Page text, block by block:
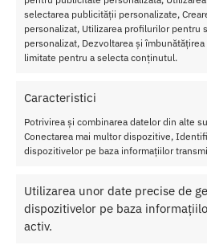
selectarea publicității personalizate,
personalizat, Utilizarea profilurilor pentru
personalizat, Dezvoltarea și
limitate pentru a selecta conținutul.
Caracteristici
Potrivirea și combinarea datelor din alte
Conectarea mai multor dispozitive,
dispozitivelor pe baza informațiilor
Utilizarea unor date precise de
dispozitivelor pe baza
activ.
Caracteristici Butt Plug Diogol Anni
Swaroski
Lungime: 7 cm
Diametru
Culoare: Negru
Material: ABS
Rezistent la apa
Nu uitati sa curatati produsul inainte si
calda si sapun.